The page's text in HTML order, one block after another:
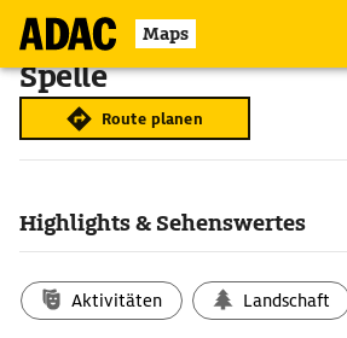
Maps
Spelle
Route planen
Highlights & Sehenswertes
Aktivitäten Landschaft